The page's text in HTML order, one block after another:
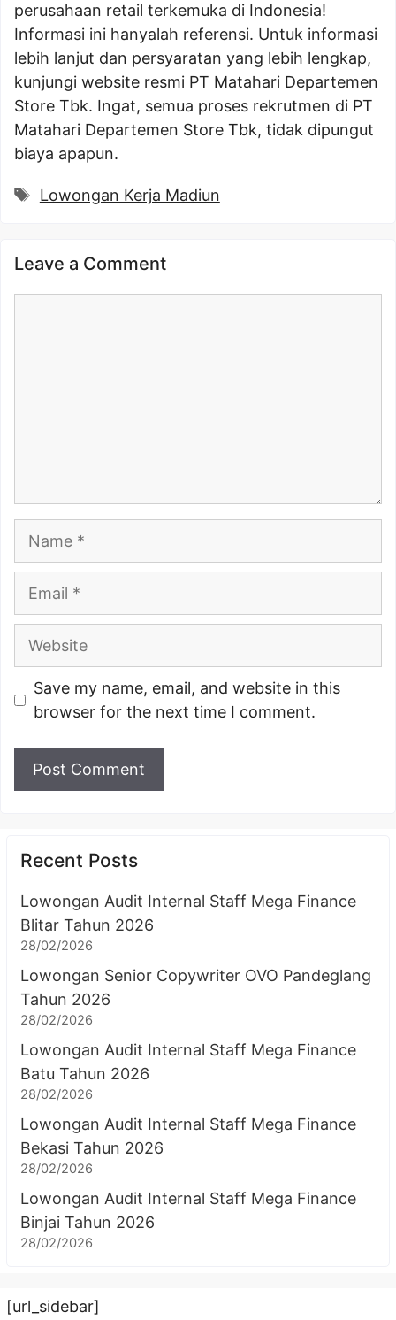
perusahaan retail terkemuka di Indonesia!
Informasi ini hanyalah referensi. Untuk informasi
lebih lanjut dan persyaratan yang lebih lengkap,
kunjungi website resmi PT Matahari Departemen
Store Tbk. Ingat, semua proses rekrutmen di PT
Matahari Departemen Store Tbk, tidak dipungut
biaya apapun.
Tags
Lowongan Kerja Madiun
Leave a Comment
Website
Save my name, email, and website in this
browser for the next time I comment.
Recent Posts
Lowongan Audit Internal Staff Mega Finance
Blitar Tahun 2026
28/02/2026
Lowongan Senior Copywriter OVO Pandeglang
Tahun 2026
28/02/2026
Lowongan Audit Internal Staff Mega Finance
Batu Tahun 2026
28/02/2026
Lowongan Audit Internal Staff Mega Finance
Bekasi Tahun 2026
28/02/2026
Lowongan Audit Internal Staff Mega Finance
Binjai Tahun 2026
28/02/2026
[url_sidebar]